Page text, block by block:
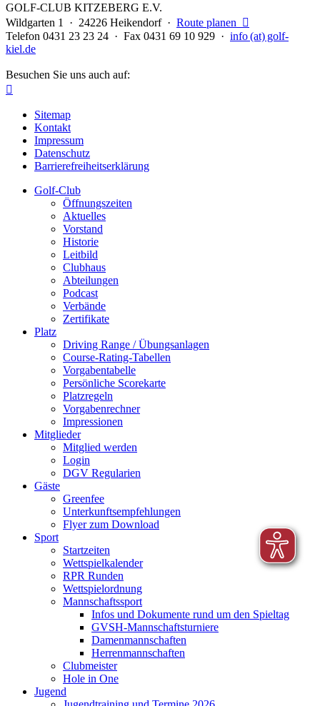
GOLF-CLUB KITZEBERG E.V.
Wildgarten 1 · 24226 Heikendorf · Route planen

Telefon 0431 23 23 24 · Fax 0431 69 10 929 · info (at) golf-
kiel.de
Besuchen Sie uns auch auf:

Sitemap
Kontakt
Impressum
Datenschutz
Barrierefreiheitserklärung
Golf-Club
Öffnungszeiten
Aktuelles
Vorstand
Historie
Leitbild
Clubhaus
Abteilungen
Podcast
Verbände
Zertifikate
Platz
Driving Range / Übungsanlagen
Course-Rating-Tabellen
Vorgabentabelle
Persönliche Scorekarte
Platzregeln
Vorgabenrechner
Impressionen
Mitglieder
Mitglied werden
Login
DGV Regularien
Gäste
Greenfee
Unterkunftsempfehlungen
Flyer zum Download
Sport
Startzeiten
Wettspielkalender
RPR Runden
Wettspielordnung
Mannschaftssport
Infos und Dokumente rund um den Spieltag
GVSH-Mannschaftsturniere
Damenmannschaften
Herrenmannschaften
Clubmeister
Hole in One
Jugend